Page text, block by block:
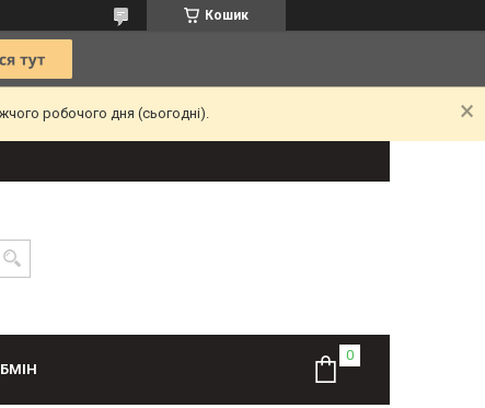
Кошик
робочого дня (сьогодні).